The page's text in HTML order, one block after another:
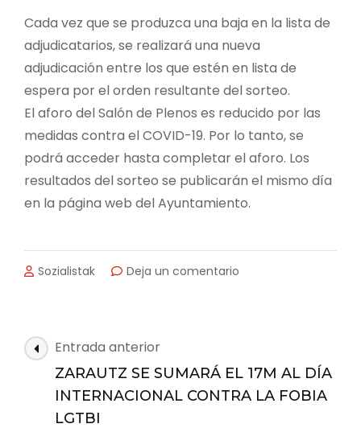
Cada vez que se produzca una baja en la lista de
adjudicatarios, se realizará una nueva
adjudicación entre los que estén en lista de
espera por el orden resultante del sorteo.
El aforo del Salón de Plenos es reducido por las
medidas contra el COVID-19. Por lo tanto, se
podrá acceder hasta completar el aforo. Los
resultados del sorteo se publicarán el mismo día
en la página web del Ayuntamiento.
Sozialistak Deja un comentario
EL
SORTEO
DE
Navegación
de
entradas
Entrada anterior
ZARAUTZ SE SUMARÁ EL 17M AL DÍA
INTERNACIONAL CONTRA LA FOBIA
LGTBI